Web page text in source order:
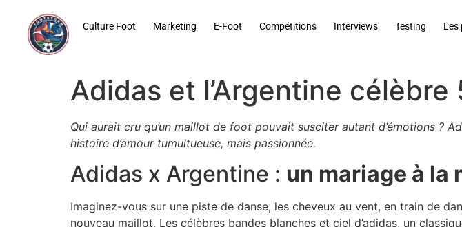
principal
Culture Foot Marketing E-Foot Compétitions Interviews Testing Les
Adidas et l’Argentine
Qui aurait cru qu’un maillot de foot pouvait susciter autant d’émotions ?
histoire d’amour tumultueuse, mais passionnée.
Adidas x Argentine : un mariage à la
Imaginez-vous sur une piste de danse, les cheveux au vent, en train de
nouveau maillot. Les célèbres bandes blanches et ciel d’adidas, un